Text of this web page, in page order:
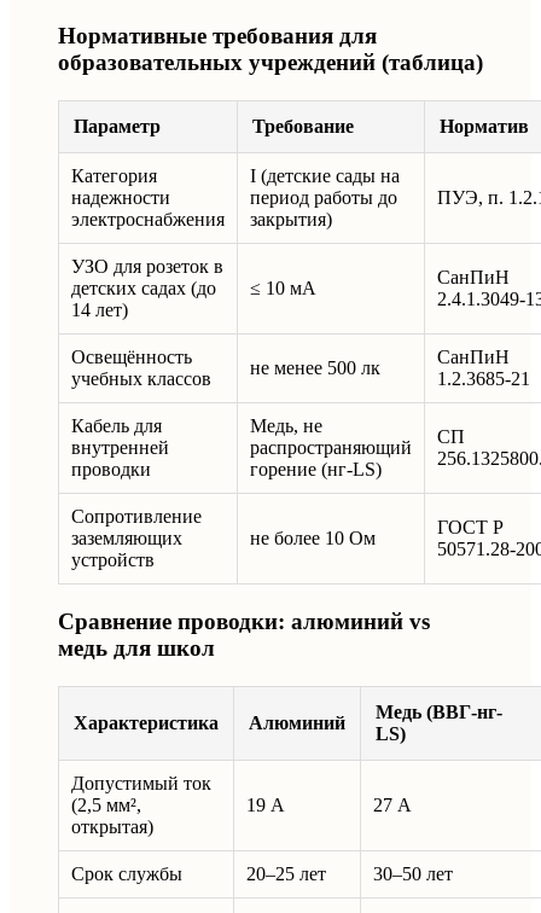
Нормативные требования для
образовательных учреждений (таблица)
Параметр Требование Норматив
Категория
надежности
электроснабжения
I (детские сады на
период работы до
закрытия)
ПУЭ, п.
УЗО для розеток в
детских садах (до
14 лет)
≤ 10 мА
СанПиН
2.4.1.3049-
Освещённость
учебных классов
не менее 500 лк
СанПиН
1.2.3685-21
Кабель для
внутренней
проводки
Медь, не
распространяющий
горение (нг-LS)
СП
Сопротивление
заземляющих
устройств
не более 10 Ом
ГОСТ Р
50571.28-
Сравнение проводки: алюминий vs
медь для школ
Характеристика Алюминий
Медь (ВВГ-нг-
LS)
Допустимый ток
(2,5 мм²,
открытая)
19 А 27 А
Срок службы 20–25 лет 30–50 лет